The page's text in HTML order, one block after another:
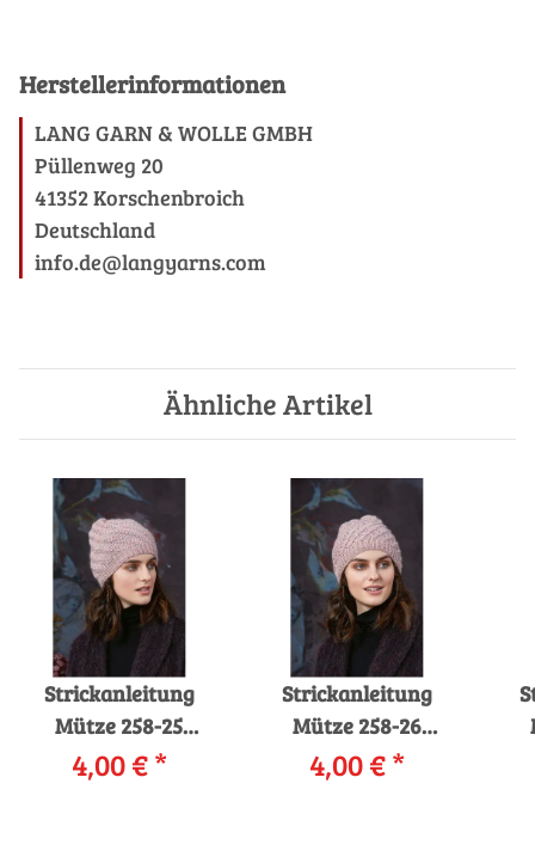
Herstellerinformationen
LANG GARN & WOLLE GMBH
Püllenweg 20
41352 Korschenbroich
Deutschland
info.de@langyarns.com
Ähnliche Artikel
Strickanleitung
Mütze 258-25
LANGYARNS
STOCKHOLM als
4,00 €*
Strickanleitung
Mütze 258-26
LANGYARNS
STOCKHOLM als
4,00 €*